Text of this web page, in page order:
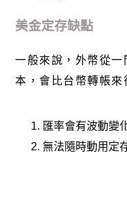
美金定存缺點
一般來說，外幣從
本，會比台幣轉帳來
匯率會有波動變
無法隨時動用定